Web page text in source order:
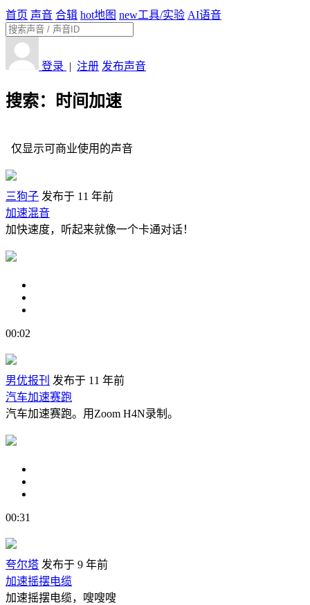
首页 声音 合辑 hot地图 new工具/实验 AI语音
登录 | 注册 发布声音
搜索：时间加速
仅显示可商业使用的声音
三狗子 发布于 11 年前
加速混音
加快速度，听起来就像一个卡通对话！
00:02
男优报刊 发布于 11 年前
汽车加速赛跑
汽车加速赛跑。用Zoom H4N录制。
00:31
夸尔塔 发布于 9 年前
加速摇摆电缆
加速摇摆电缆，嗖嗖嗖